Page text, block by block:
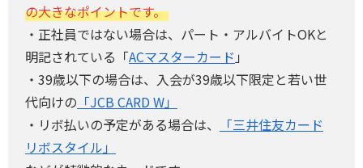
の大きなポイントです。
・正社員ではない場合は、パート・アルバイトOKと
明記されている「ACマスターカード 」
・39歳以下の場合は、入会が39歳以下限定と若い世
代向けの 「JCB CARD W」
・リボ払いの予定がある場合は、
「三井住友カード
リボスタイル」